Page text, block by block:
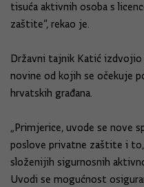
tisuća aktivnih osoba s
zaštite“, rekao je.
Državni tajnik Katić izdvojio
novine od kojih se očekuje
hrvatskih građana.
„Primjerice, uvode se nove
poslove privatne zaštite i
složenijih sigurnosnih
Uvodi se mogućnost